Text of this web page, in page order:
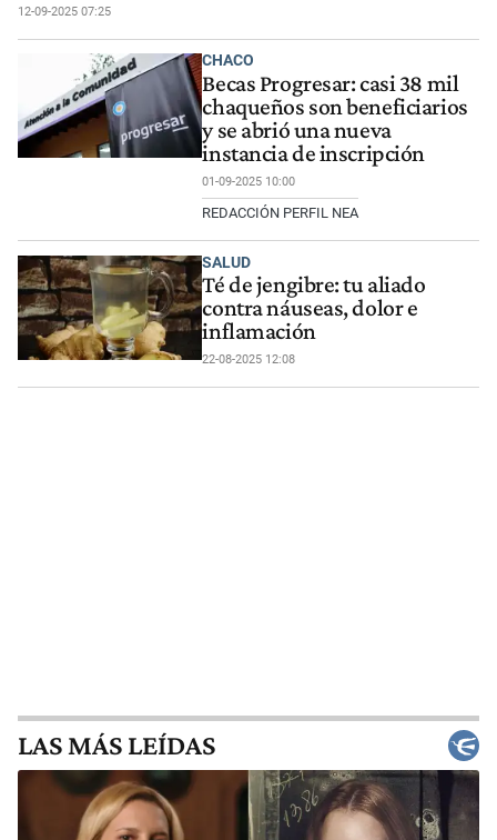
12-09-2025 07:25
CHACO
Becas Progresar: casi 38 mil
chaqueños son beneficiarios
y se abrió una nueva
instancia de inscripción
01-09-2025 10:00
REDACCIÓN PERFIL NEA
SALUD
Té de jengibre: tu aliado
contra náuseas, dolor e
inflamación
22-08-2025 12:08
LAS MÁS LEÍDAS